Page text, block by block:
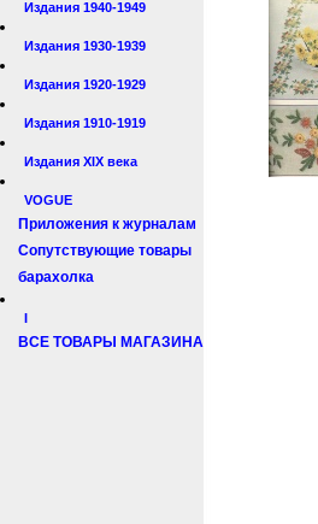
Издания 1940-1949
Издания 1930-1939
Издания 1920-1929
Издания 1910-1919
Издания XIX века
VOGUE
Приложения к журналам
Сопутствующие товары
барахолка
I
ВСЕ ТОВАРЫ МАГАЗИНА